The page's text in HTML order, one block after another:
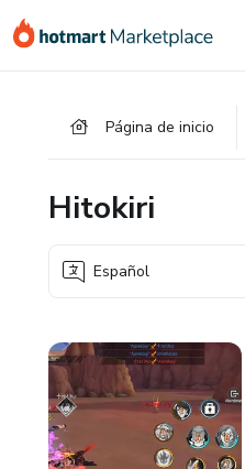
Página de inicio
Hitokiri
Español